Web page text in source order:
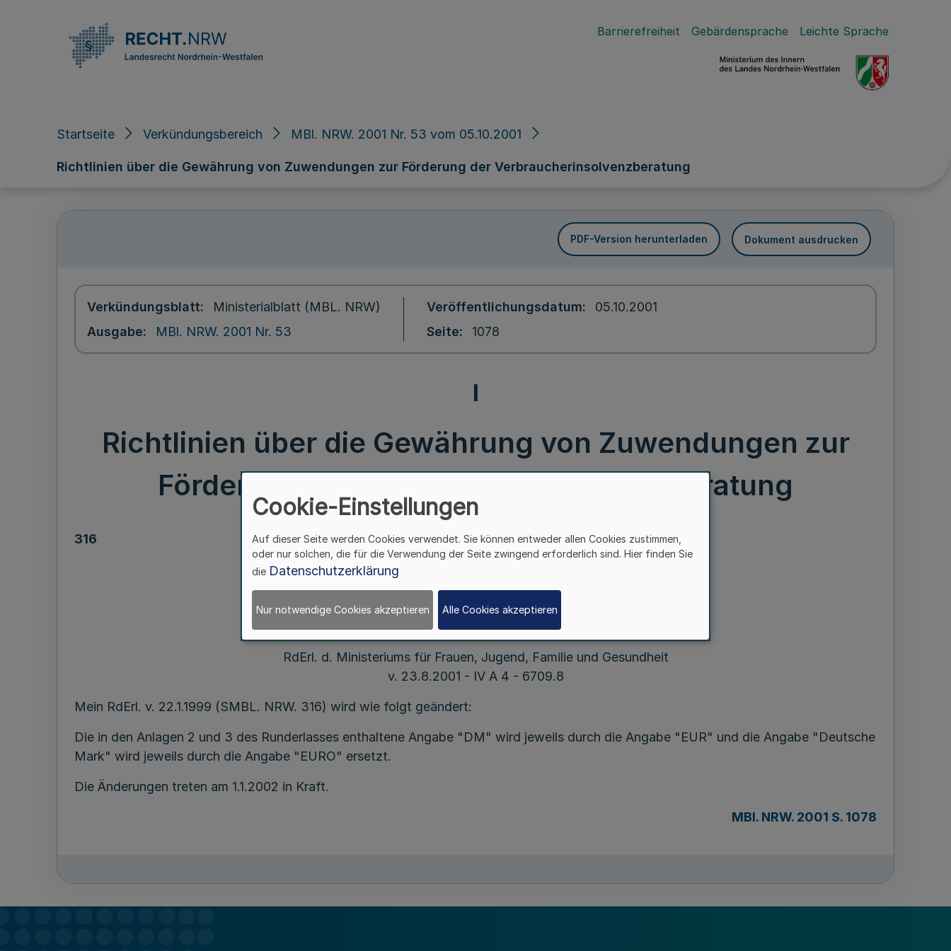
Barrierefreiheit Gebärdensprache Leichte Sprache
Startseite Verkündungsbereich MBl. NRW. 2001 Nr. 53 vom 05.10.2001
Richtlinien über die Gewährung von Zuwendungen zur Förderung der Verbraucherinsolvenzberatung
PDF-Version herunterladen Dokument ausdrucken
Verkündungsblatt
Ministerialblatt (MBL. NRW)
Ausgabe
MBl. NRW. 2001 Nr. 53
Veröffentlichungsdatum
05.10.2001
Seite
1078
I
Richtlinien über die Gewährung von Zuwendungen zur
Förderung der Verbraucherinsolvenzberatung
316
über die Gewährung von Zuwendungen
zur Förderung
der Verbraucherinsolvenzberatung
RdErl. d. Ministeriums für Frauen, Jugend, Familie und Gesundheit
v. 23.8.2001 - IV A 4 - 6709.8
Mein RdErl. v. 22.1.1999 (SMBL. NRW. 316) wird wie folgt geändert:
Die in den Anlagen 2 und 3 des Runderlasses enthaltene Angabe "DM" wird jeweils durch die Angabe "EUR" und die Angabe "Deutsche
Mark" wird jeweils durch die Angabe "EURO" ersetzt.
Die Änderungen treten am 1.1.2002 in Kraft.
MBl. NRW. 2001 S. 1078
Cookie-Einstellungen
Auf dieser Seite werden Cookies verwendet. Sie können entweder allen Cookies zustimmen,
oder nur solchen, die für die Verwendung der Seite zwingend erforderlich sind. Hier finden Sie
die Datenschutzerklärung
Nur notwendige Cookies akzeptieren Alle Cookies akzeptieren